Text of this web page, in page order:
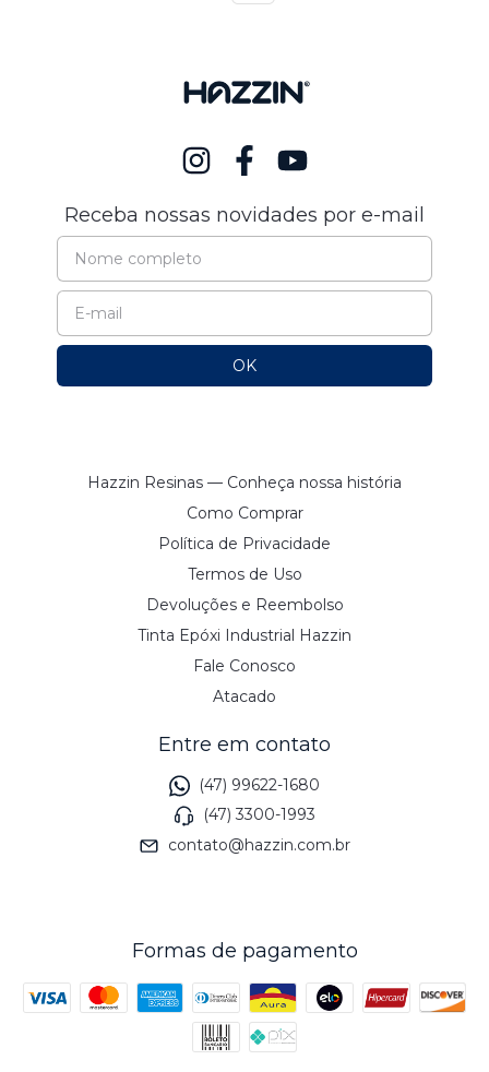
Receba nossas novidades por e-mail
Hazzin Resinas — Conheça nossa história
Como Comprar
Política de Privacidade
Termos de Uso
Devoluções e Reembolso
Tinta Epóxi Industrial Hazzin
Fale Conosco
Atacado
Entre em contato
(47) 99622-1680
(47) 3300-1993
contato@hazzin.com.br
Formas de pagamento